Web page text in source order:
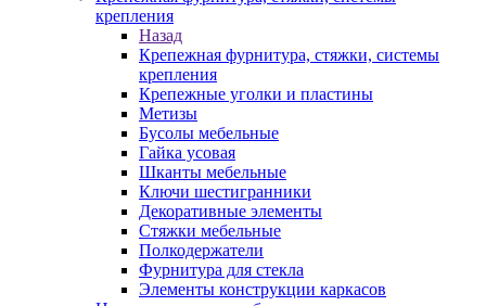
крепления
Назад
Крепежная фурнитура, стяжки, системы
крепления
Крепежные уголки и пластины
Метизы
Бусолы мебельные
Гайка усовая
Шканты мебельные
Ключи шестигранники
Декоративные элементы
Стяжки мебельные
Полкодержатели
Фурнитура для стекла
Элементы конструкции каркасов